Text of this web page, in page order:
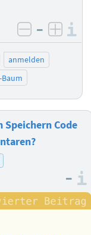
negativ
–
anmelden
Speichern Code
–